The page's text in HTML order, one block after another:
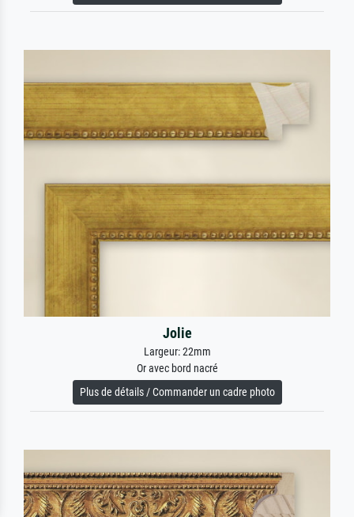
Jolie
Largeur: 22mm
Or avec bord nacré
Plus de détails / Commander un cadre photo